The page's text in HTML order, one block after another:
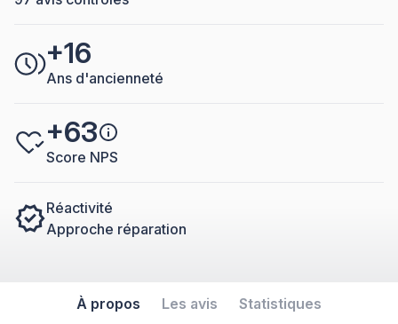
+16
Ans d'ancienneté
+63
Score NPS
Réactivité
Approche réparation
À propos Les avis Statistiques